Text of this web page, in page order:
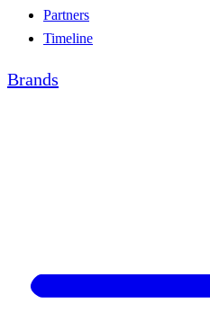
Partners
Timeline
Brands